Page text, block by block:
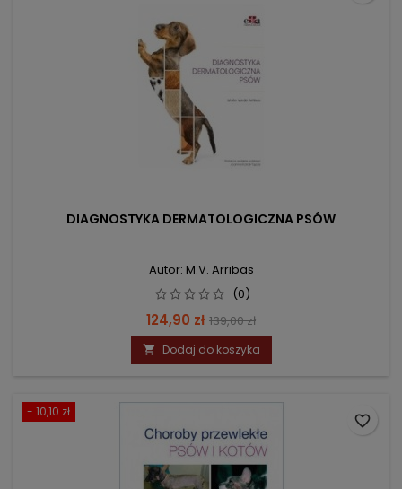
DIAGNOSTYKA DERMATOLOGICZNA PSÓW
Autor: M.V. Arribas
(0)
Cena
124,90 zł Cena
podstawowa
139,00 zł
 Dodaj do koszyka
- 10,10 zł
favorite_border